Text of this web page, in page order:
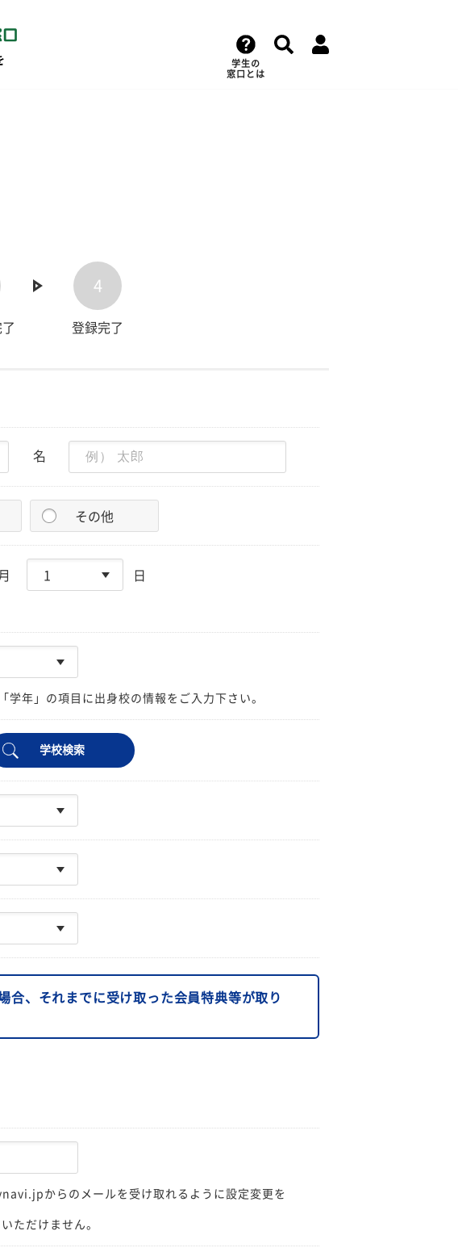
学生の
窓口とは
4
登録完了
名
その他
月 日
年」の項目に出身校の情報をご入力下さい。
学校検索
合、それまでに受け取った会員特典等が取り
からのメールを受け取れるように設定変更を
ただけません。